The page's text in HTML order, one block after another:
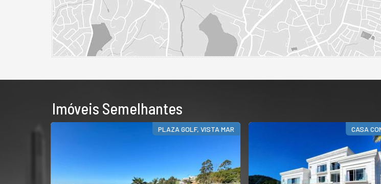
Imóveis Semelhantes
PLAZA GOLF, VISTA MAR CASA COM VAGA NÁUTICA